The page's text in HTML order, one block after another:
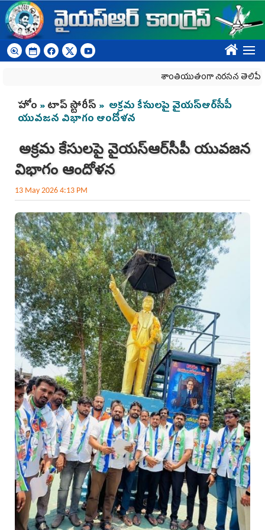
Skip to main content
????
శాంతియుతంగా నిరసన తెలిపే
You are here
హోం »టాప్ స్టోరీస్ » అక్రమ కేసులపై వైయ‌స్ఆర్‌సీపీ
యువజన విభాగం ఆందోళన
అక్రమ కేసులపై వైయ‌స్ఆర్‌సీపీ యువజన
విభాగం ఆందోళన
13 May 2026 4:13 PM